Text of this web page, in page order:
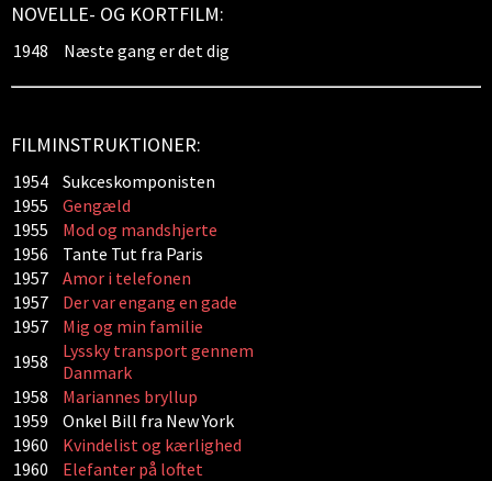
NOVELLE- OG KORTFILM:
1948 Næste gang er det dig
FILMINSTRUKTIONER:
1954
Sukceskomponisten
1955
Gengæld
1955
Mod og mandshjerte
1956
Tante Tut fra Paris
1957
Amor i telefonen
1957
Der var engang en gade
1957
Mig og min familie
1958
Lyssky transport gennem
Danmark
1958
Mariannes bryllup
1959
Onkel Bill fra New York
1960
Kvindelist og kærlighed
1960
Elefanter på loftet